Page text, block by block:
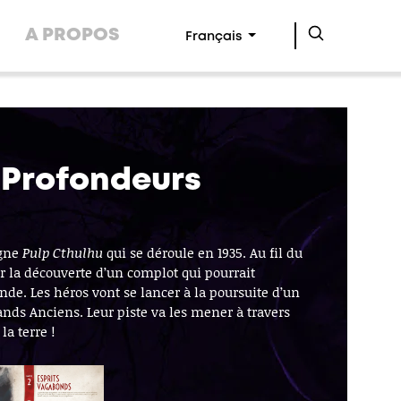
A PROPOS Français
Pulp Cthulhu qui se déroule en 1935. Au fil du
découverte d’un complot qui pourrait
Les héros vont se lancer à la poursuite d’un
Anciens. Leur piste va les mener à travers
terre !